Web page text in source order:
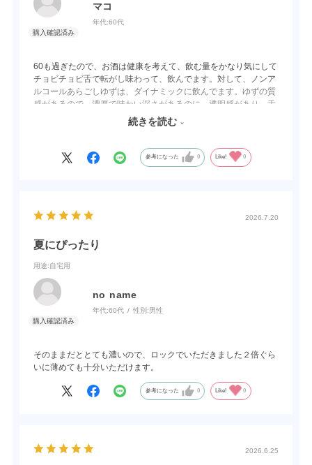
マコ
年代:60代
60も過ぎたので、お酒は健康を考えて、飲む量をかなり気にして
チョビチョビ舌で転がし味わって、飲んでます。対して、ノンア
ルコールあらごしゆずは、ダイナミックに飲んでます。ゆずの質
感があるので、濃厚で味わい深さがあるのに、透明感があり、舌
と喉で、ゴクゴクと、飲んでます☺満足と安心を同時に味わえ、
仕事の疲れも一気に吹き飛ばしてくれます。さすが、素材を大事
長さんのお話を伺い、お酒は飲まなかった私でしたが、貴社に興
味を持ちました。感謝です😊
続きを読む
参考になった 0 Like! 0
2026.7.20
夏にぴったり
用途:自宅用
no name
年代:60代 性別:男性
そのままだととても濃いので、ロックでいただきました２倍ぐら
いに薄めても十分いただけます。
参考になった 0 Like! 0
2026.6.25